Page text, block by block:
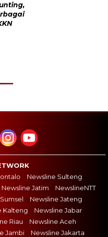
Newsline Sulteng
Newsline Jatim
NewslineNTT
Newsline Jateng
Kalteng
Newsline Jabar
Riau
Newsline Aceh
Jambi
Newsline Jakarta